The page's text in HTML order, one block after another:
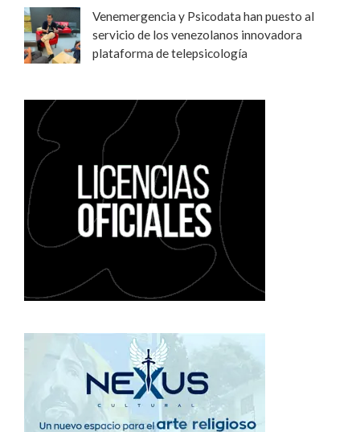
Venemergencia y Psicodata han puesto al
servicio de los venezolanos innovadora
plataforma de telepsicología